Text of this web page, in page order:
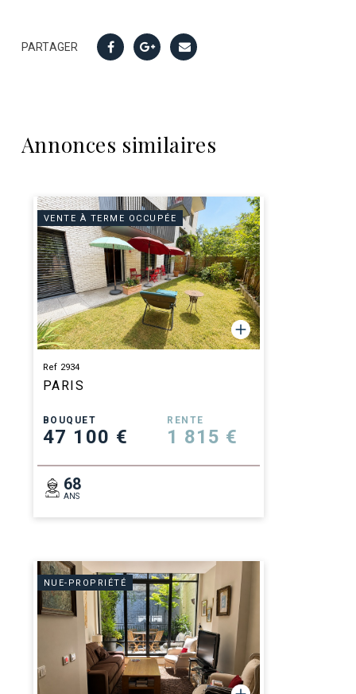
PARTAGER
Annonces similaires
VENTE À TERME OCCUPÉE
Ref 2934
PARIS
BOUQUET
47 100 €
RENTE
1 815 €
68
ANS
NUE-PROPRIÉTÉ